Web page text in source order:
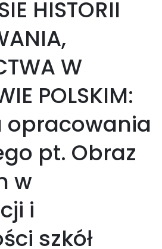
HISTORII
W
POLSKIM:
opracowania
pt. Obraz
w
i
szkół